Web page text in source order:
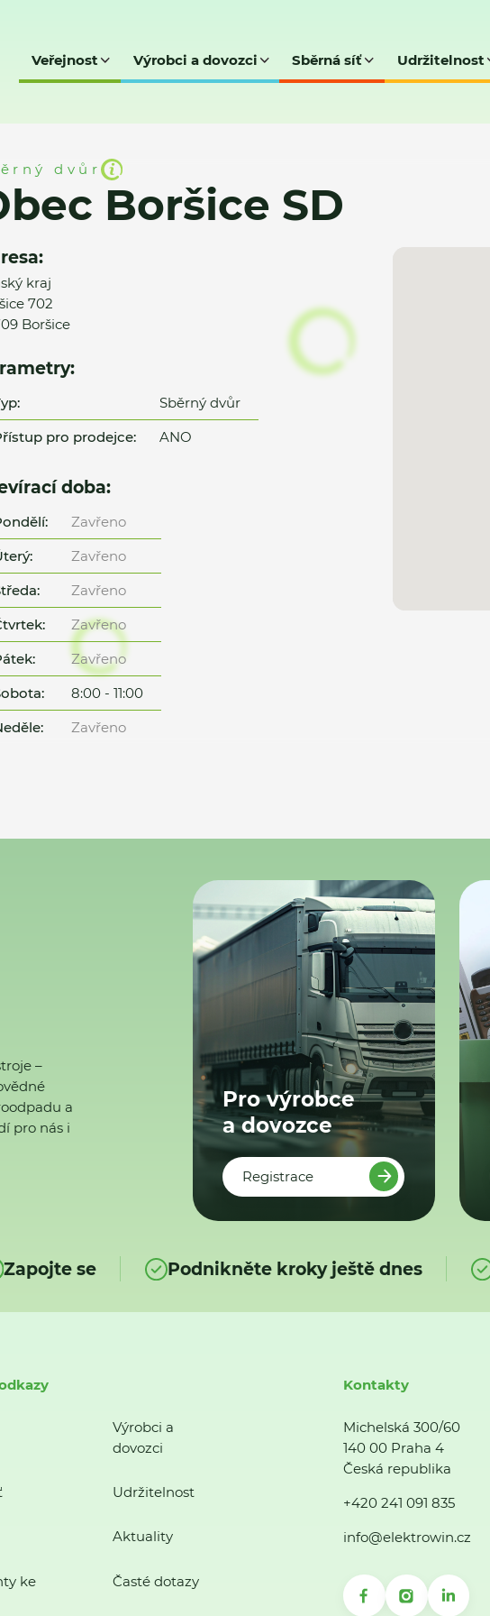
Veřejnost Výrobci a dovozci Sběrná síť Udržitelnost
dvůr
Boršice SD
kraj
702
Boršice
Sběrný dvůr
pro prodejce:
ANO
doba:
Zavřeno
Zavřeno
Zavřeno
Zavřeno
Zavřeno
8:00 - 11:00
Zavřeno
–
a
pro nás i
Pro výrobce
a dovozce
Registrace
Zapojte se Podnikněte kroky ještě dnes
Výrobci a
dovozci
Udržitelnost
Aktuality
ke
Časté dotazy
Kontakty
Michelská 300/60
140 00 Praha 4
Česká republika
+420 241 091 835
info@elektrowin.cz